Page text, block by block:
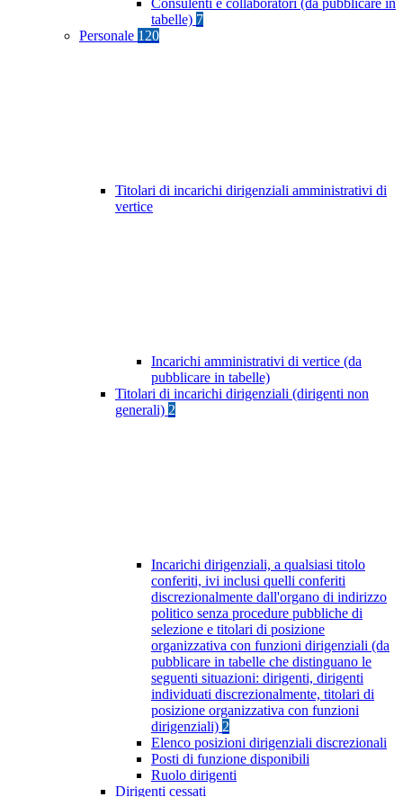
Consulenti e collaboratori (da pubblicare in
tabelle) 7
Personale 120
Titolari di incarichi dirigenziali amministrativi di
vertice
Incarichi amministrativi di vertice (da
pubblicare in tabelle)
Titolari di incarichi dirigenziali (dirigenti non
generali) 2
Incarichi dirigenziali, a qualsiasi titolo
conferiti, ivi inclusi quelli conferiti
discrezionalmente dall'organo di indirizzo
politico senza procedure pubbliche di
selezione e titolari di posizione
organizzativa con funzioni dirigenziali (da
pubblicare in tabelle che distinguano le
seguenti situazioni: dirigenti, dirigenti
individuati discrezionalmente, titolari di
posizione organizzativa con funzioni
dirigenziali) 2
Elenco posizioni dirigenziali discrezionali
Posti di funzione disponibili
Ruolo dirigenti
Dirigenti cessati